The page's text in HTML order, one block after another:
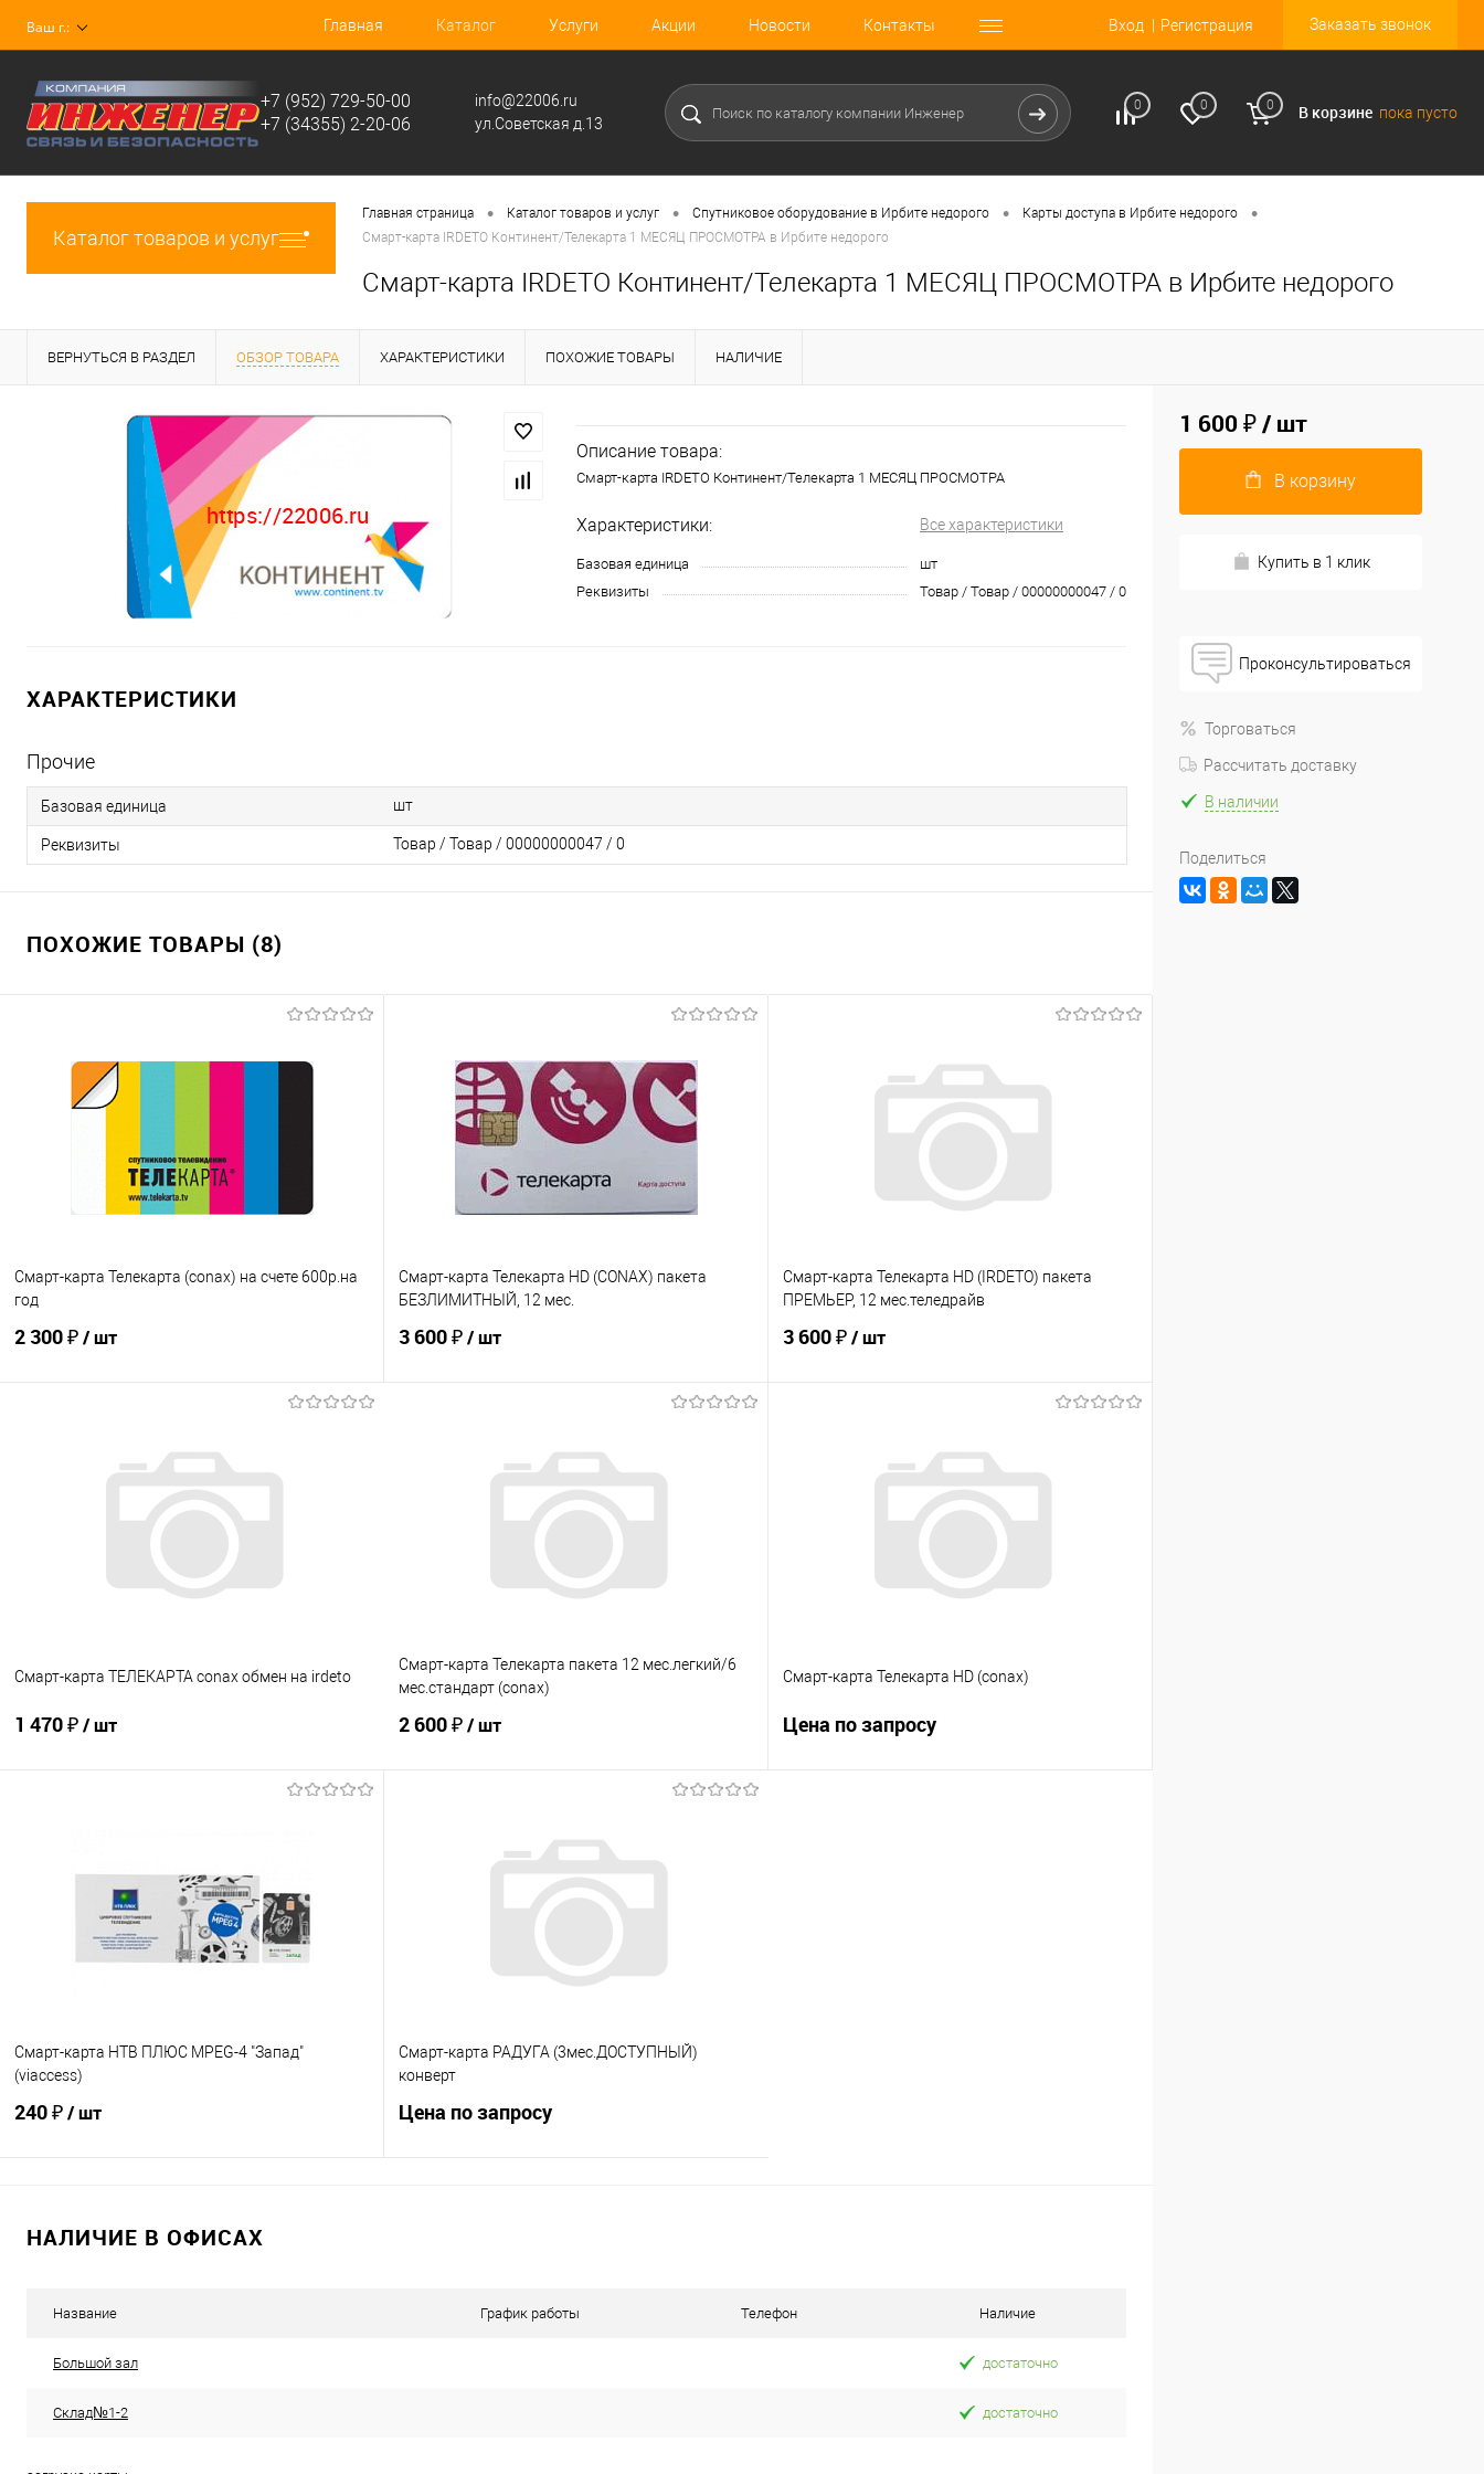
Ваш г.: Главная Каталог Услуги Акции Новости Контакты Вход Регистрация Заказать звонок
+7 (952) 729-50-00
+7 (34355) 2-20-06
info@22006.ru
ул.Советская д.13
0 0 0 В корзине пока пусто
Каталог товаров и услуг
Главная страница • Каталог товаров и услуг • Спутниковое оборудование в Ирбите недорого • Карты доступа в Ирбите недорого •
Смарт-карта IRDETO Континент/Телекарта 1 МЕСЯЦ ПРОСМОТРА в Ирбите недорого
Смарт-карта IRDETO Континент/Телекарта 1 МЕСЯЦ ПРОСМОТРА в Ирбите недорого
ВЕРНУТЬСЯ В РАЗДЕЛ ОБЗОР ТОВАРА ХАРАКТЕРИСТИКИ ПОХОЖИЕ ТОВАРЫ НАЛИЧИЕ
Описание товара:
Смарт-карта IRDETO Континент/Телекарта 1 МЕСЯЦ ПРОСМОТРА
Характеристики: Все характеристики
Базовая единица
шт
Реквизиты
Товар / Товар / 00000000047 / 0
ХАРАКТЕРИСТИКИ
Прочие
Базовая единица шт
Реквизиты Товар / Товар / 00000000047 / 0
ПОХОЖИЕ ТОВАРЫ (8)
Смарт-карта Телекарта (conax) на счете 600р.на
год
2 300 ₽/ шт
Купить в 1 клик
К сравнению
В наличии
Смарт-карта Телекарта HD (CONAX) пакета
БЕЗЛИМИТНЫЙ, 12 мес.
3 600 ₽/ шт
Купить в 1 клик
К сравнению
В наличии
Смарт-карта Телекарта HD (IRDETO) пакета
ПРЕМЬЕР, 12 мес.теледрайв
3 600 ₽/ шт
Купить в 1 клик
К сравнению
Под заказ
Смарт-карта ТЕЛЕКАРТА conax обмен на irdeto
1 470 ₽/ шт
Купить в 1 клик
К сравнению
В избранное
В наличии
Смарт-карта Телекарта пакета 12 мес.легкий/6
мес.стандарт (conax)
2 600 ₽/ шт
Купить в 1 клик
К сравнению
Под заказ
Смарт-карта Телекарта HD (conax)
Цена по запросу
Смарт-карта НТВ ПЛЮС MPEG-4 "Запад"
(viaccess)
240 ₽/ шт
Смарт-карта РАДУГА (3мес.ДОСТУПНЫЙ)
конверт
Цена по запросу
НАЛИЧИЕ В ОФИСАХ
Название График работы Телефон Наличие
Большой зал достаточно
Склад№1-2 достаточно
1 600 ₽/ шт
В корзину
Купить в 1 клик
Проконсультироваться
Торговаться
Рассчитать доставку
В наличии
Поделиться